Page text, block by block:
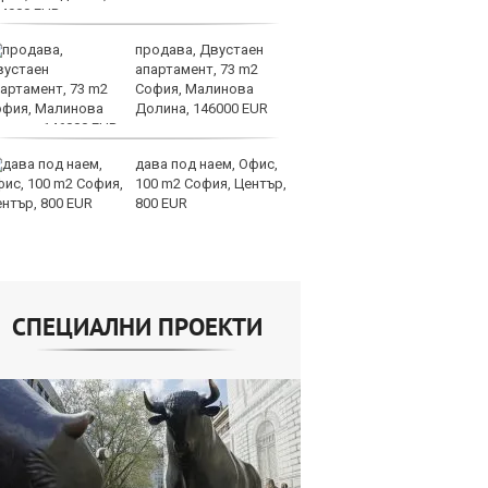
продава, Двустаен
апартамент, 73 m2
София, Малинова
Долина, 146000 EUR
дава под наем, Офис,
100 m2 София, Център,
800 EUR
СПЕЦИАЛНИ ПРОЕКТИ